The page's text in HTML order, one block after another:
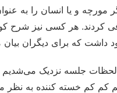
مورچه و یا انسان را به
کردند. هر کسی نیز شرح
داشت که برای دیگران
لحظات جلسه نزدیک می‌شدیم
کم کم خسته کننده به نظر